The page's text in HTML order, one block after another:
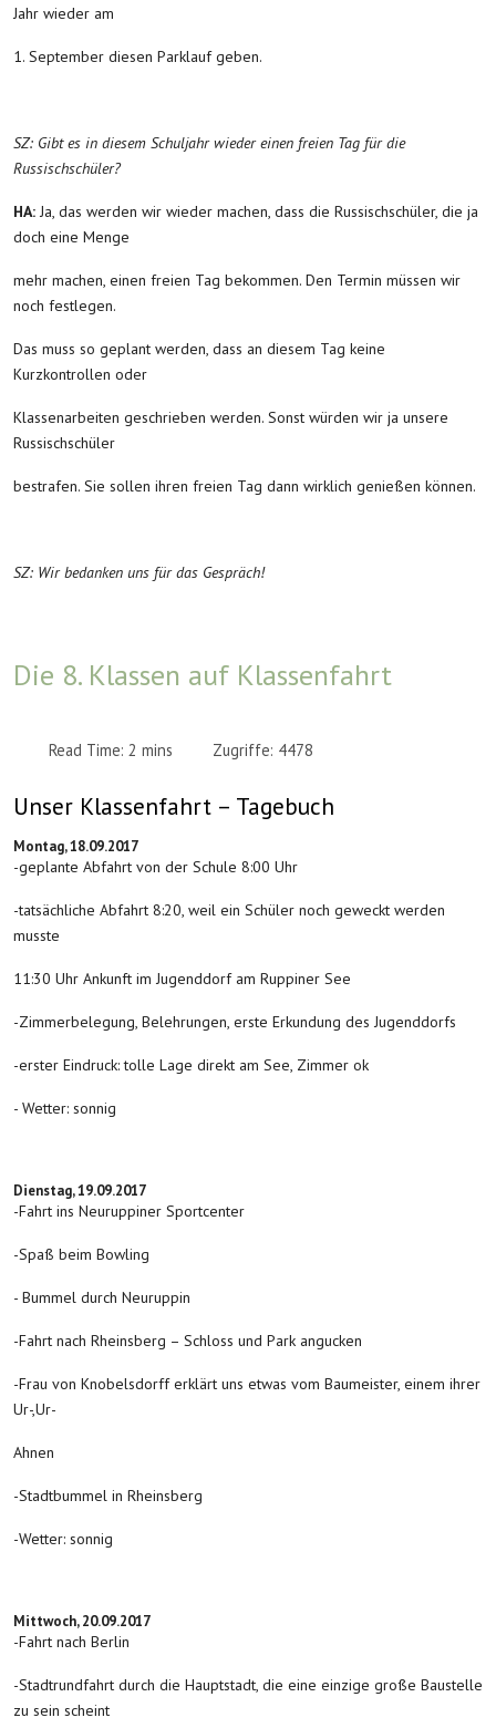
Jahr wieder am
1. September diesen Parklauf geben.
SZ: Gibt es in diesem Schuljahr wieder einen freien Tag für die
Russischschüler?
HA: Ja, das werden wir wieder machen, dass die Russischschüler, die ja
doch eine Menge
mehr machen, einen freien Tag bekommen. Den Termin müssen wir
noch festlegen.
Das muss so geplant werden, dass an diesem Tag keine
Kurzkontrollen oder
Klassenarbeiten geschrieben werden. Sonst würden wir ja unsere
Russischschüler
bestrafen. Sie sollen ihren freien Tag dann wirklich genießen können.
SZ: Wir bedanken uns für das Gespräch!
Die 8. Klassen auf Klassenfahrt
Read Time: 2 mins Zugriffe: 4478
Unser Klassenfahrt – Tagebuch
Montag, 18.09.2017
-geplante Abfahrt von der Schule 8:00 Uhr
-tatsächliche Abfahrt 8:20, weil ein Schüler noch geweckt werden
musste
11:30 Uhr Ankunft im Jugenddorf am Ruppiner See
-Zimmerbelegung, Belehrungen, erste Erkundung des Jugenddorfs
-erster Eindruck: tolle Lage direkt am See, Zimmer ok
- Wetter: sonnig
Dienstag, 19.09.2017
-Fahrt ins Neuruppiner Sportcenter
-Spaß beim Bowling
- Bummel durch Neuruppin
-Fahrt nach Rheinsberg – Schloss und Park angucken
-Frau von Knobelsdorff erklärt uns etwas vom Baumeister, einem ihrer
Ur-,Ur-
Ahnen
-Stadtbummel in Rheinsberg
-Wetter: sonnig
Mittwoch, 20.09.2017
-Fahrt nach Berlin
-Stadtrundfahrt durch die Hauptstadt, die eine einzige große Baustelle
zu sein scheint